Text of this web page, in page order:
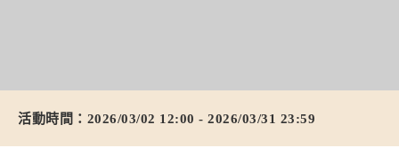
活動時間：2026/03/02 12:00 - 2026/03/31 23:59